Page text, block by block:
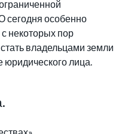
сегодня особенно
с некоторых пор
владельцами земли
юридического лица.